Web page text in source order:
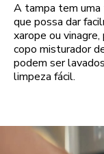
A tampa tem uma
que possa dar
xarope ou
copo misturador
podem ser
limpeza fácil.